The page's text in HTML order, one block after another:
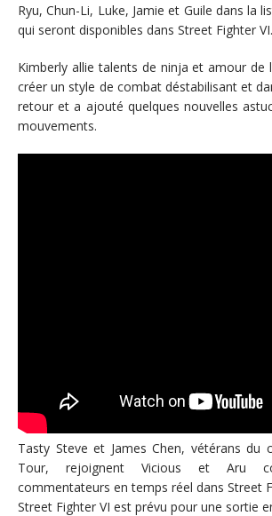
Ryu, Chun-Li, Luke, Jamie et Guile dans la
qui seront disponibles dans Street Fighter VI.
Kimberly allie talents de ninja et amour de
créer un style de combat déstabilisant et
retour et a ajouté quelques nouvelles
mouvements.
Tasty Steve et James Chen, vétérans du
Tour, rejoignent Vicious et Aru
commentateurs en temps réel dans Street
Street Fighter VI est prévu pour une sortie